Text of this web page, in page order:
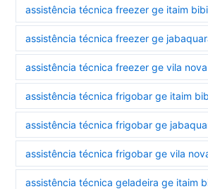
assistência técnica freezer ge itaim bibi
assistência técnica freezer ge
assistência técnica freezer ge vila
assistência técnica frigobar ge itaim
assistência técnica frigobar ge
assistência técnica frigobar ge vila
assistência técnica geladeira ge itaim